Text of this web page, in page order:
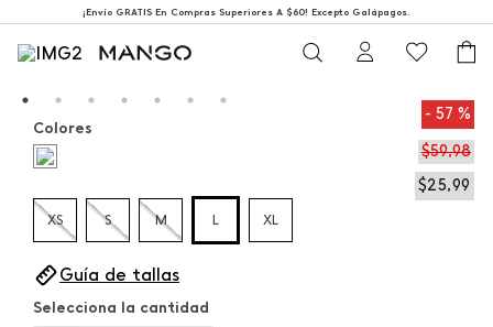
¡Envío GRATIS En Compras Superiores A $60! Excepto Galápagos.
57 %
$59,98
$25,99
Colores
XS S M L XL
Guía de tallas